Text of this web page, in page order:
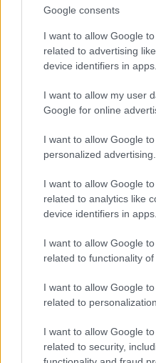
Google consents
I want to allow Google
related to advertising
device identifiers in apps.
I want to allow my user
Google for online
I want to allow Google
personalized advertising.
I want to allow Google
related to analytics like
device identifiers in apps.
I want to allow Google
related to functionality
I want to allow Google
related to personalization.
I want to allow Google
related to security,